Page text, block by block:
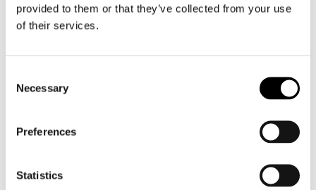
provided to them or that they’ve collected from your use
of their services.
Selection
Necessary
Preferences
Statistics
Motorhoodie heren
Motorhandschoenen heren
Motorlaarzen heren